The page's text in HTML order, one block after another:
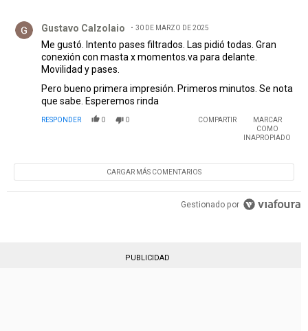
Gustavo Calzolaio 30 DE MARZO DE 2025
Me gustó. Intento pases filtrados. Las pidió todas. Gran
conexión con masta x momentos.va para delante.
Movilidad y pases.
Pero bueno primera impresión. Primeros minutos. Se nota
que sabe. Esperemos rinda
RESPONDER 0 0 COMPARTIR
MARCAR
COMO
INAPROPIADO
CARGAR MÁS COMENTARIOS
Gestionado por
PUBLICIDAD